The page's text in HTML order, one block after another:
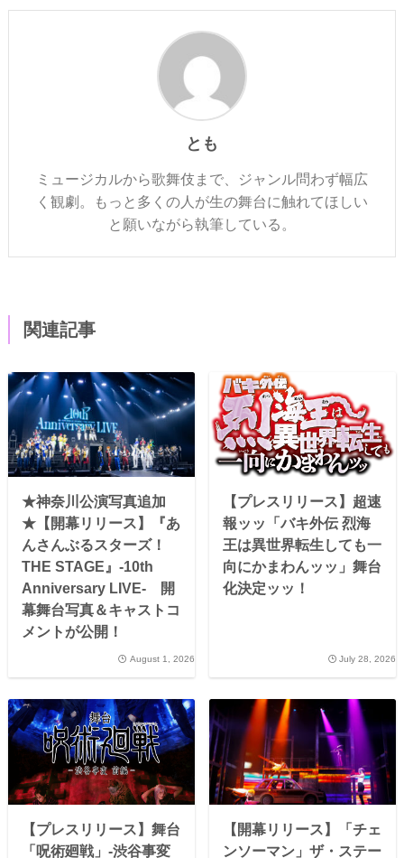
とも
ミュージカルから歌舞伎まで、ジャンル問わず幅広
く観劇。もっと多くの人が生の舞台に触れてほしい
と願いながら執筆している。
関連記事
★神奈川公演写真追加
★【開幕リリース】『あ
んさんぶるスターズ！
THE STAGE』-10th
Anniversary LIVE- 開
幕舞台写真＆キャストコ
メントが公開！
August 1, 2026
【プレスリリース】超速
報ッッ「バキ外伝 烈海
王は異世界転生しても一
向にかまわんッッ」舞台
化決定ッッ！
July 28, 2026
【プレスリリース】舞台
「呪術廻戦」-渋谷事変
【開幕リリース】「チェ
ンソーマン」ザ・ステー